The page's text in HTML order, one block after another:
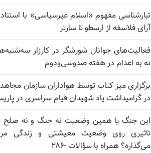
تبارشناسی مفهوم «اسلام غیرسیاسی» با
آرای فلاسفه از ارسطو تا سارتر
فعالیت‌های جوانان شورشگر در کارزار
نه به اعدام در هفته صدوسی‌و‌دوم
برگزاری میز کتاب توسط هواداران سازمان
در گرامیداشت یاد شهیدان قیام سراسری در
این جنگ یا همین وضعیت نه جنگ و نه صلح
تاثیری روی وضعیت معیشتی و زندگی
می‌گذاره؟ همراه با سؤالات -۲۸۶